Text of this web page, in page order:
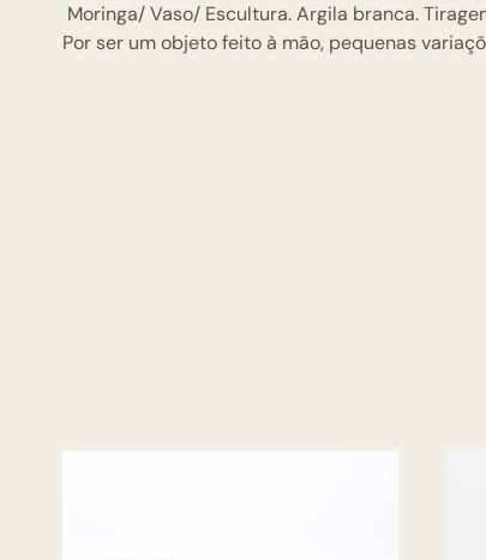
Moringa/ Vaso/ Escultura. Argila branca.
Por ser um objeto feito à mão, pequenas